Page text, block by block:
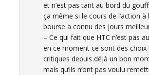
et n’est pas tant au bord du
ça même si le cours de l’action à
bourse a connu des jours
– Ce qui fait que HTC n’est pas
en ce moment ce sont des choix
critiques depuis déjà un bon
mais qu’ils n’ont pas voulu